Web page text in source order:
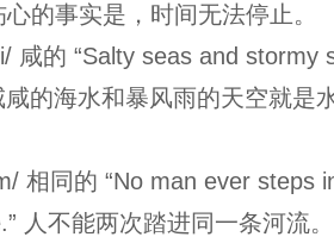
的事实是，时间无法停止。
咸的 “Salty seas and stormy
咸的海水和暴风雨的天空就是
相同的 “No man ever steps
人不能两次踏进同一条河流。